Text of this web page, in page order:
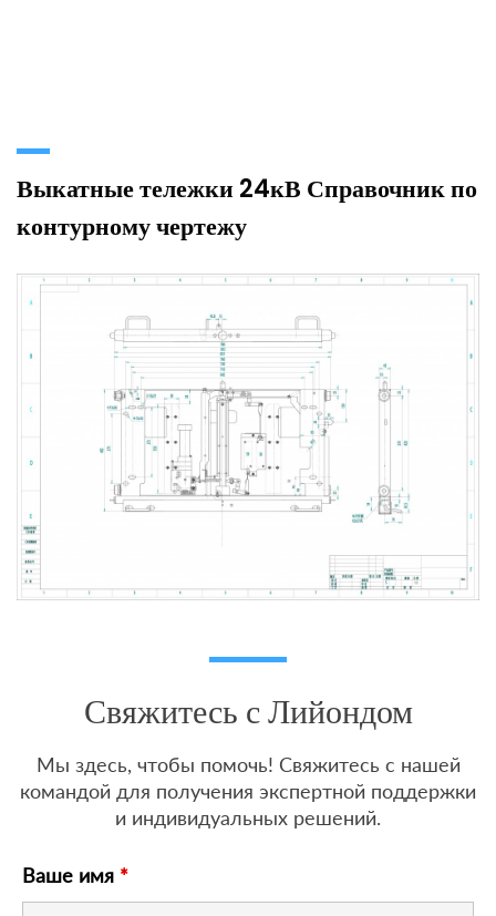
Выкатные тележки 24кВ Справочник по
контурному чертежу
Свяжитесь с Лийондом
Мы здесь, чтобы помочь! Свяжитесь с нашей
командой для получения экспертной поддержки
и индивидуальных решений.
Ваше имя *